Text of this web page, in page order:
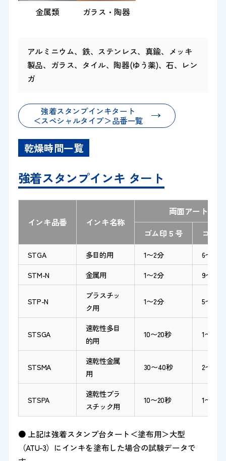
金属類 ガラス・陶器
アルミニウム、鉄、ステンレス、真鍮、メッキ
製品、ガラス、タイル、陶器(ゆう薬)、石、レン
ガ
強着スタンプインキタート
＜スペシャルタイプ＞品番一覧
乾燥時間一覧
強着スタンプインキ タート
インキ品番 インキ名称
両面アート紙
ゴム印５号
ゴム
STGA 多目的用 1〜2分
6〜7分
STM-N
金属用 1〜2分 9〜10分
STP-N
プラスチッ
ク用
1〜2分 5〜6分
STSGA
速乾性多目
的用
10〜20秒 1〜2分
STSMA
速乾性金属
用
30〜40秒 2〜3分
STSPA
速乾性プラ
スチック用
10〜20秒 1〜2分
● 上記は強着スタンプ台タート＜塗布用＞大型
（ATU-3）にインキを塗布した場合の試験データで